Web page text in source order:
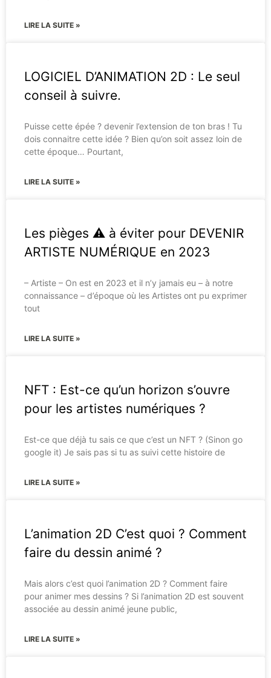
LIRE LA SUITE »
LOGICIEL D’ANIMATION 2D : Le seul
conseil à suivre.
Puisse cette épée ?️ devenir l’extension de ton bras ! Tu
dois connaitre cette idée ? Bien qu’on soit assez loin de
cette époque… Pourtant,
LIRE LA SUITE »
Les pièges ⚠️ à éviter pour DEVENIR
ARTISTE NUMÉRIQUE en 2023
– Artiste – On est en 2023 et il n’y jamais eu – à notre
connaissance – d’époque où les Artistes ont pu exprimer
tout
LIRE LA SUITE »
NFT : Est-ce qu’un horizon s’ouvre
pour les artistes numériques ?
Est-ce que déjà tu sais ce que c’est un NFT ? (Sinon go
google it) Je sais pas si tu as suivi cette histoire de
LIRE LA SUITE »
L’animation 2D C’est quoi ? Comment
faire du dessin animé ?
Mais alors c’est quoi l’animation 2D ? Comment faire
pour animer mes dessins ? Si l’animation 2D est souvent
associée au dessin animé jeune public,
LIRE LA SUITE »